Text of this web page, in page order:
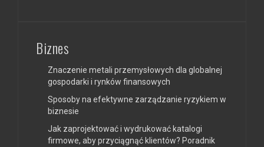
Biznes
Znaczenie metali przemysłowych dla globalnej
gospodarki i rynków finansowych
Sposoby na efektywne zarządzanie ryzykiem w
biznesie
Jak zaprojektować i wydrukować katalogi
firmowe, aby przyciągnąć klientów? Poradnik